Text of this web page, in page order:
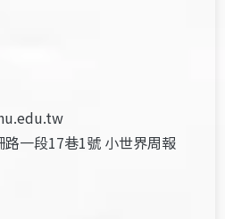
一段17巷1號 小世界周報